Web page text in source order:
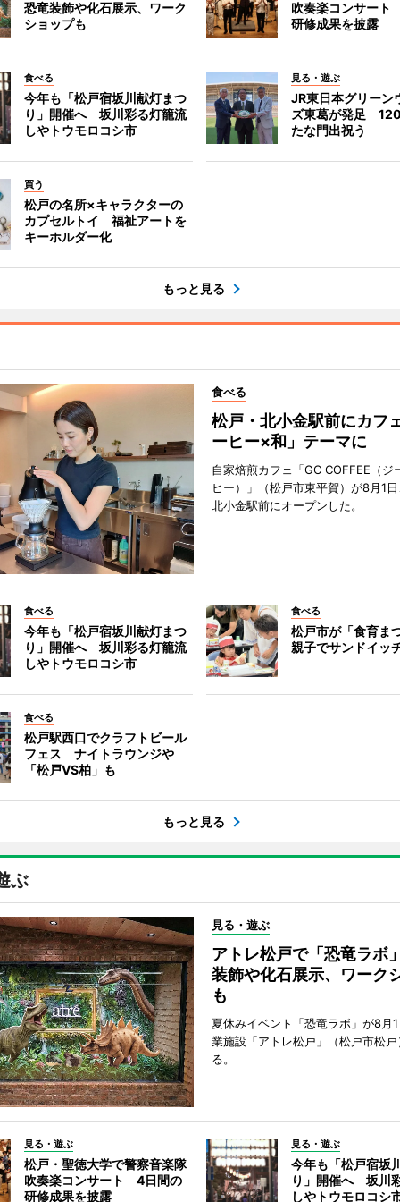
恐竜装飾や化石展示、ワーク
ショップも
吹奏楽コンサー
研修成果を披露
食べる
今年も「松戸宿坂川献灯まつ
り」開催へ 坂川彩る灯籠流
しやトウモロコシ市
見る・遊ぶ
JR東日本グリーン
ズ東葛が発足
たな門出祝う
買う
松戸の名所×キャラクターの
カプセルトイ 福祉アートを
キーホルダー化
もっと見る
食べる
松戸・北小金駅前にカ
ーヒー×和」テーマに
自家焙煎カフェ「GC COFFEE（ジ
ヒー）」（松戸市東平賀）が8月1
北小金駅前にオープンした。
食べる
今年も「松戸宿坂川献灯まつ
り」開催へ 坂川彩る灯籠流
しやトウモロコシ市
食べる
松戸市が「食育
親子でサンドイッ
食べる
松戸駅西口でクラフトビール
フェス ナイトラウンジや
「松戸VS柏」も
もっと見る
ぶ
見る・遊ぶ
アトレ松戸で「恐竜ラ
装飾や化石展示、ワーク
も
夏休みイベント「恐竜ラボ」が8月
業施設「アトレ松戸」（松戸市松
る。
見る・遊ぶ
松戸・聖徳大学で警察音楽隊
吹奏楽コンサート 4日間の
研修成果を披露
見る・遊ぶ
今年も「松戸宿坂
り」開催へ 坂川
しやトウモロコシ